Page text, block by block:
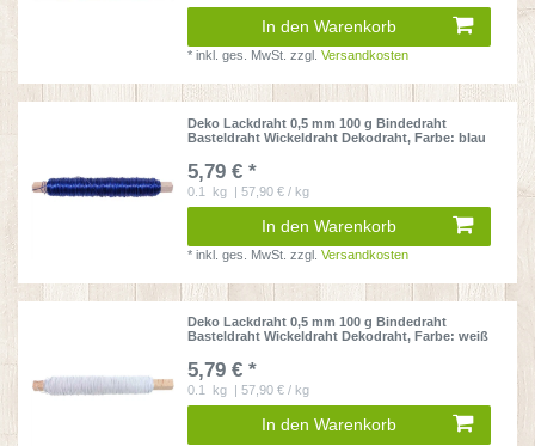
In den Warenkorb
*inkl. ges. MwSt. zzgl.Versandkosten
Deko Lackdraht 0,5 mm 100 g Bindedraht
Basteldraht Wickeldraht Dekodraht, Farbe: blau
5,79 € *
0.1 kg | 57,90 € / kg
In den Warenkorb
*inkl. ges. MwSt. zzgl.Versandkosten
Deko Lackdraht 0,5 mm 100 g Bindedraht
Basteldraht Wickeldraht Dekodraht, Farbe: weiß
5,79 € *
0.1 kg | 57,90 € / kg
In den Warenkorb